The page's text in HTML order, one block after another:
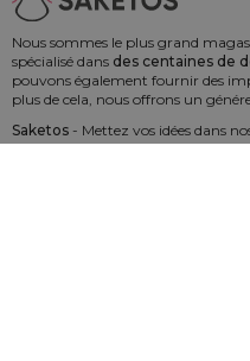
Nous sommes le plus grand
spécialisé dans des centaines de
pouvons également fournir des
plus de cela, nous offrons un
Saketos - Mettez vos idées dans